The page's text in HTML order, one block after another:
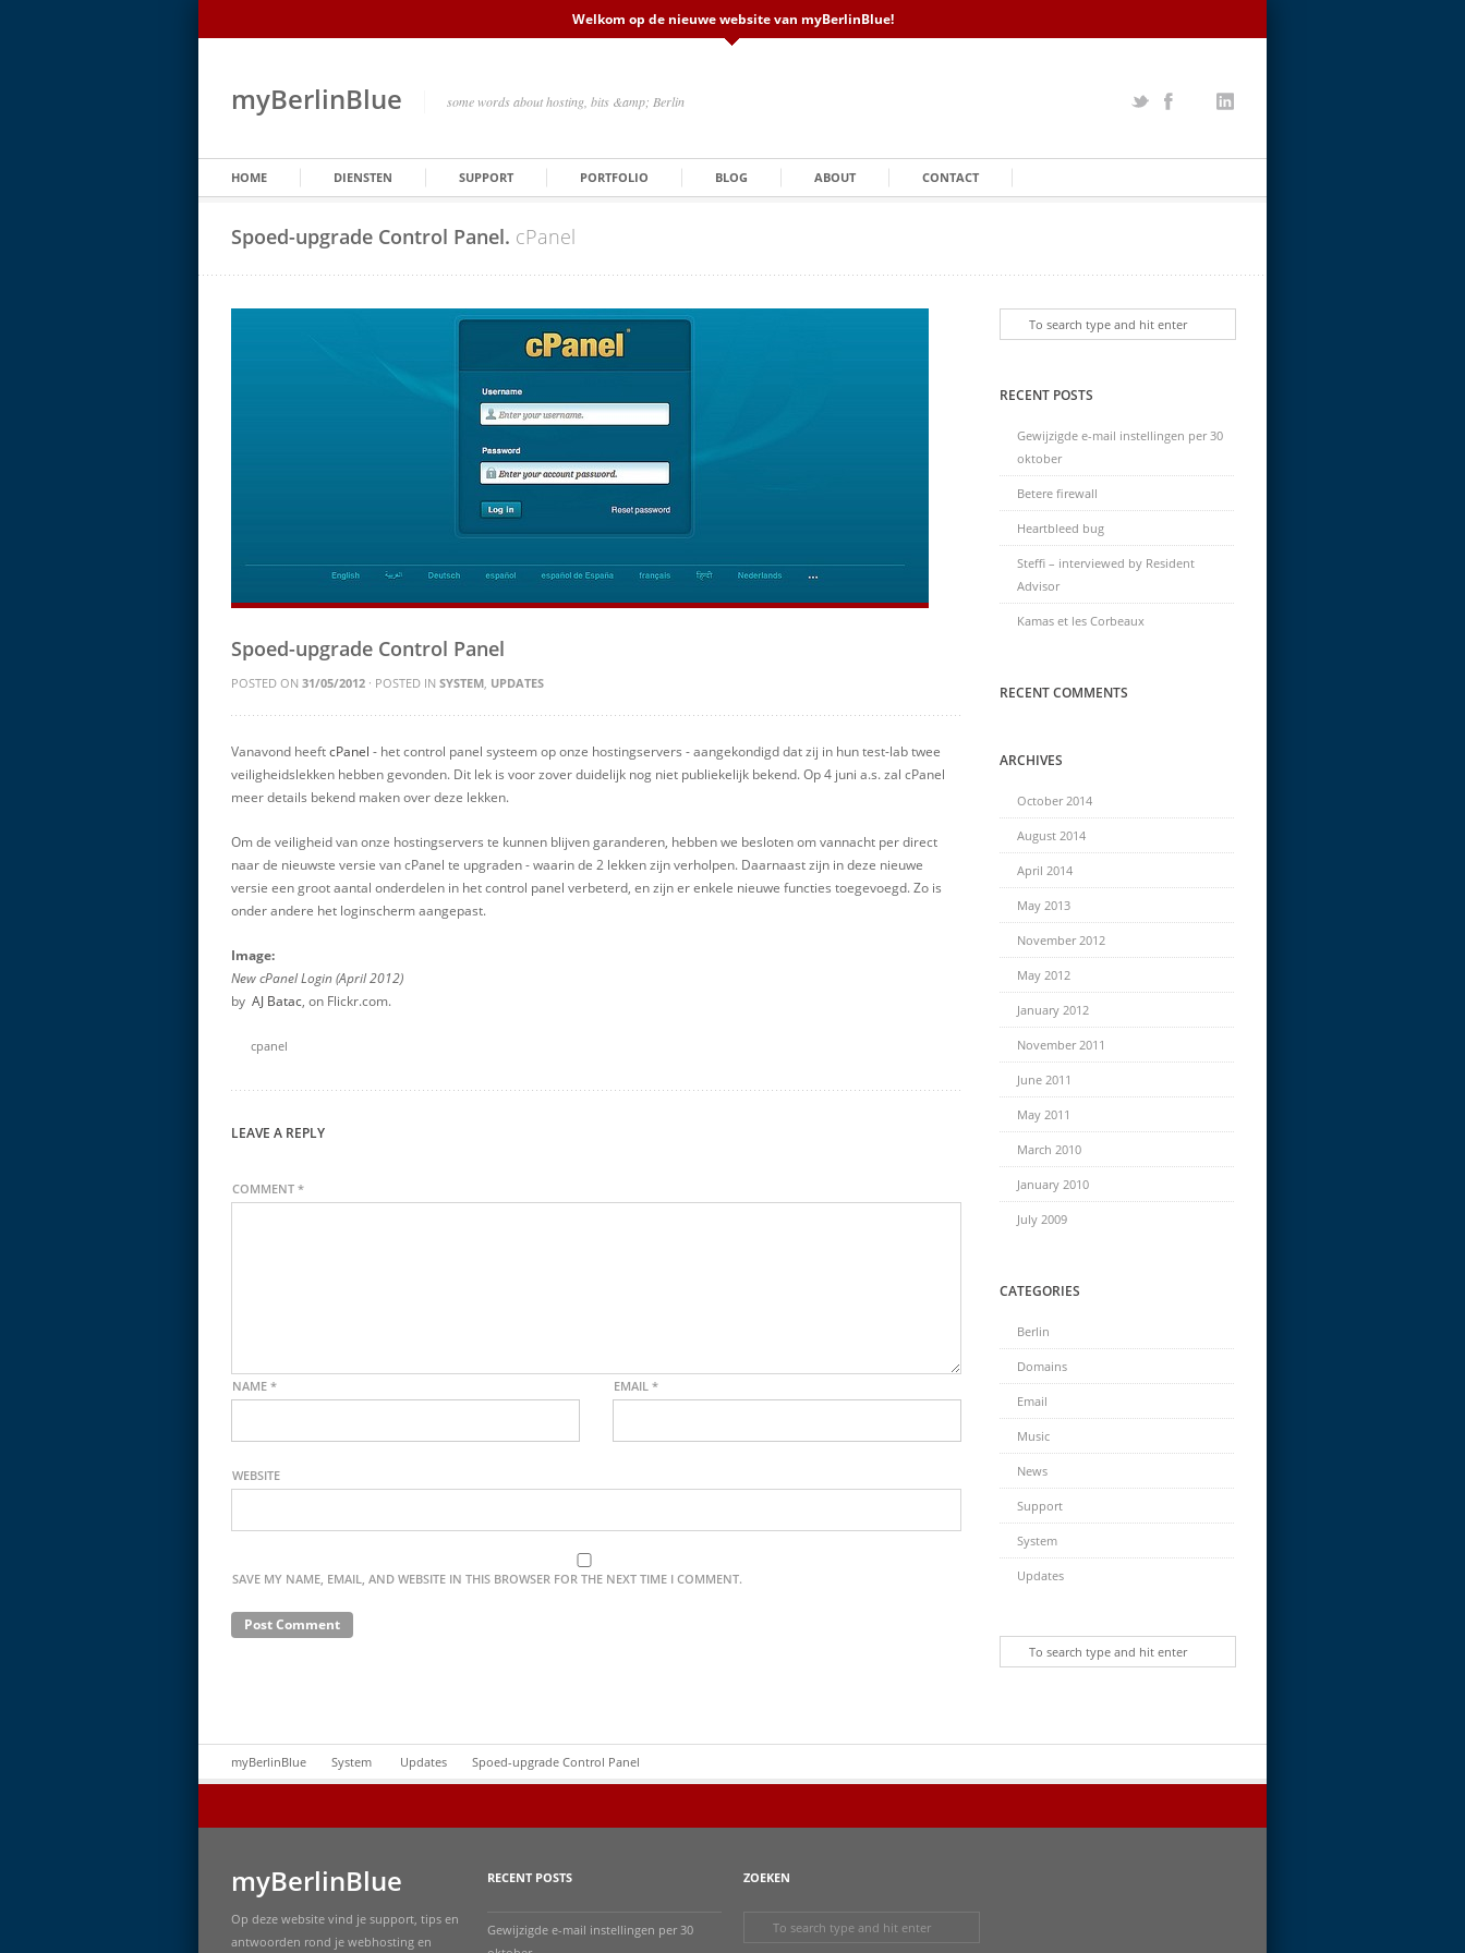
Welkom op de nieuwe website van myBerlinBlue!
myBerlinBlue some words about hosting, bits &amp; Berlin
HOME DIENSTEN SUPPORT PORTFOLIO BLOG ABOUT CONTACT
Spoed-upgrade Control Panel. cPanel
Spoed-upgrade Control Panel
POSTED ON 31/05/2012 · POSTED IN SYSTEM, UPDATES
Vanavond heeftcPanel - het control panel systeem op onze hostingservers - aangekondigd dat zij in hun test-lab twee
veiligheidslekken hebben gevonden. Dit lek is voor zover duidelijk nog niet publiekelijk bekend. Op 4 juni a.s. zal cPanel
meer details bekend maken over deze lekken.
Om de veiligheid van onze hostingservers te kunnen blijven garanderen, hebben we besloten om vannacht per direct
naar de nieuwste versie van cPanel te upgraden - waarin de 2 lekken zijn verholpen. Daarnaast zijn in deze nieuwe
versie een groot aantal onderdelen in het control panel verbeterd, en zijn er enkele nieuwe functies toegevoegd. Zo is
onder andere het loginscherm aangepast.
Image:
New cPanel Login (April 2012)
by AJ Batac, on Flickr.com.
cpanel
LEAVE A REPLY
COMMENT *
NAME * EMAIL *
WEBSITE
SAVE MY NAME, EMAIL, AND WEBSITE IN THIS BROWSER FOR THE NEXT TIME I COMMENT.
RECENT POSTS
Gewijzigde e-mail instellingen per 30
oktober
Betere firewall
Heartbleed bug
Steffi – interviewed by Resident
Advisor
Kamas et les Corbeaux
RECENT COMMENTS
ARCHIVES
October 2014
August 2014
April 2014
May 2013
November 2012
May 2012
January 2012
November 2011
June 2011
May 2011
March 2010
January 2010
July 2009
CATEGORIES
Berlin
Domains
Email
Music
News
Support
System
Updates
myBerlinBlue System Updates Spoed-upgrade Control Panel
myBerlinBlue
Op deze website vind je support, tips en
antwoorden rond je webhosting en
RECENT POSTS
Gewijzigde e-mail instellingen per 30
ZOEKEN